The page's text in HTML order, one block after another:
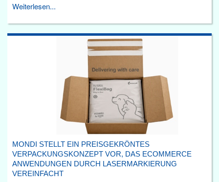
Weiterlesen...
MONDI STELLT EIN PREISGEKRÖNTES
VERPACKUNGSKONZEPT VOR, DAS ECOMMERCE
ANWENDUNGEN DURCH LASERMARKIERUNG
VEREINFACHT